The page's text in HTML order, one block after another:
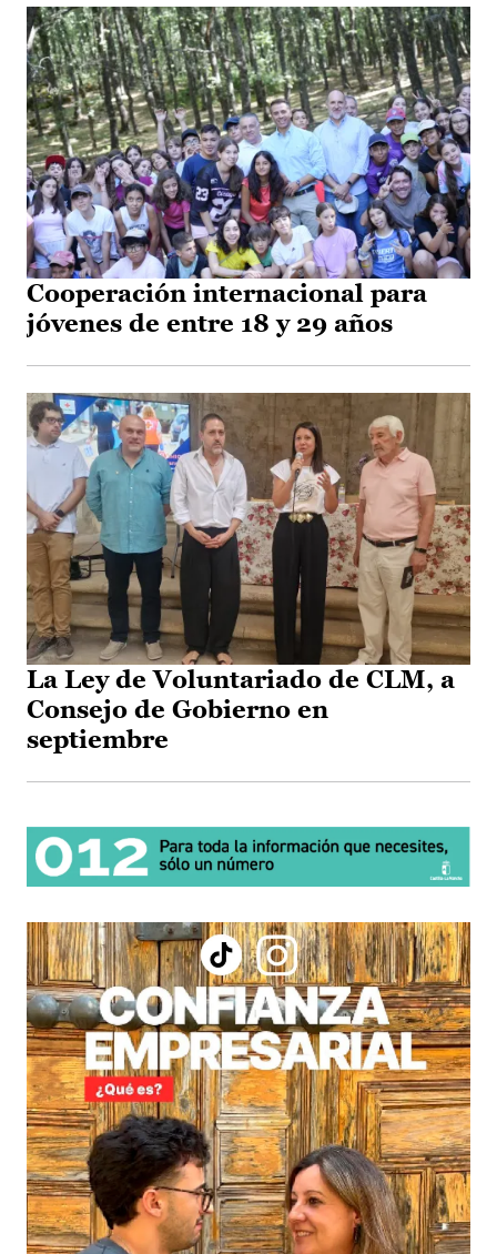
Cooperación internacional para
jóvenes de entre 18 y 29 años
La Ley de Voluntariado de CLM, a
Consejo de Gobierno en
septiembre